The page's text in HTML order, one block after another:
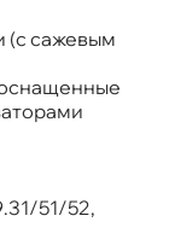
(с сажевым
51/52,